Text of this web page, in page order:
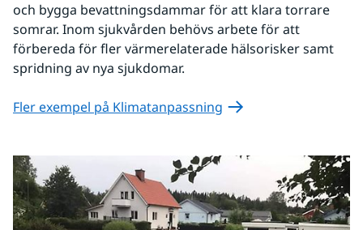
och bygga bevattningsdammar för att klara torrare
somrar. Inom sjukvården behövs arbete för att
förbereda för fler värmerelaterade hälsorisker samt
spridning av nya sjukdomar.
Fler exempel på Klimatanpassning